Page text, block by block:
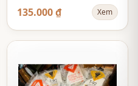
135.000 ₫ Xem